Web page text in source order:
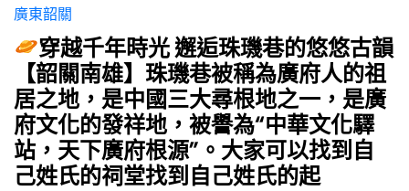
廣東韶關
穿越千年時光 邂逅珠璣巷的悠悠古韻
【韶關南雄】珠璣巷被稱為廣府人的祖
居之地，是中國三大尋根地之一，是廣
府文化的發祥地，被譽為“中華文化驛
站，天下廣府根源”。大家可以找到自
己姓氏的祠堂找到自己姓氏的起